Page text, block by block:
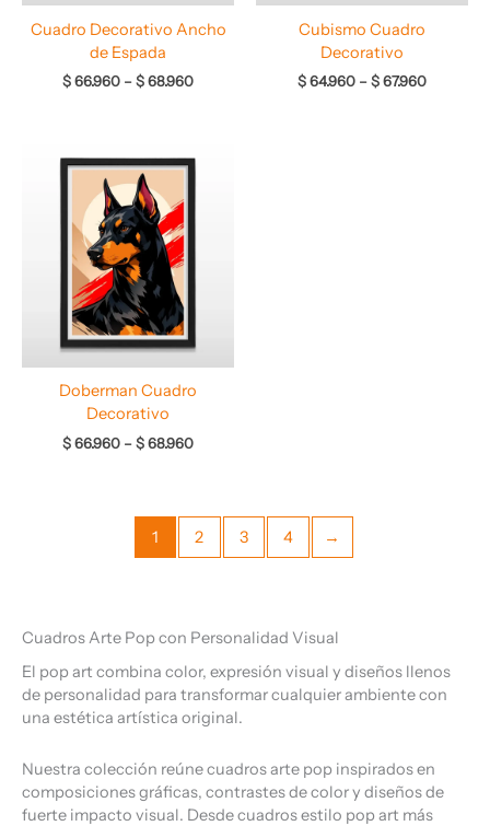
Cuadro Decorativo Ancho
de Espada
$66.960 –$68.960
Cubismo Cuadro
Decorativo
$64.960 –$67.960
Doberman Cuadro
Decorativo
$66.960 –$68.960
de
1 2 3 4 →
Cuadros Arte Pop con Personalidad Visual
El pop art combina color, expresión visual y diseños llenos
de personalidad para transformar cualquier ambiente con
una estética artística original.
Nuestra colección reúne cuadros arte pop inspirados en
composiciones gráficas, contrastes de color y diseños de
fuerte impacto visual. Desde cuadros estilo pop art más